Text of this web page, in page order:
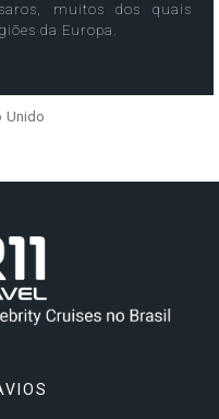
muitos dos quais
da Europa.
Unido